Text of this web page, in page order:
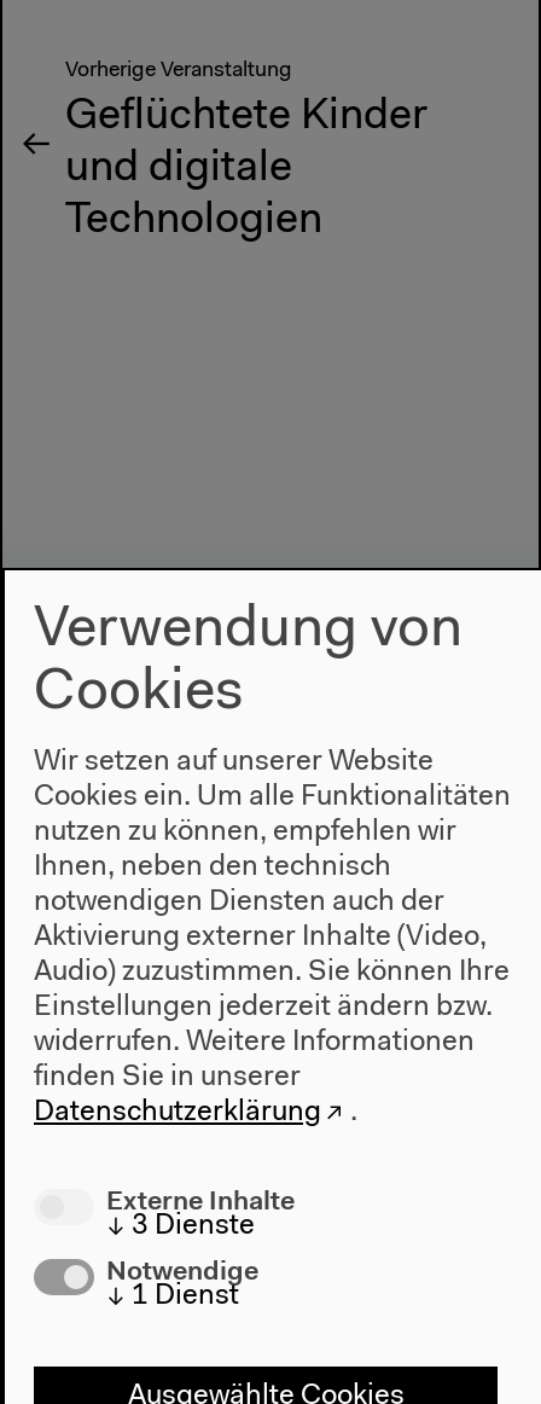
Vorherige Veranstaltung
Geflüchtete Kinder
und digitale
Technologien
Programm
2022
Das Neue Alphabet
Das Anthropozän am HKW
Haus
Über uns
Architektur
Geschichte
Besuch
Webshop
Kontakt
Datenschutzeinstellungen
Verwendung von
Cookies
Wir setzen auf unserer Website
Cookies ein. Um alle Funktionalitäten
nutzen zu können, empfehlen wir
Ihnen, neben den technisch
notwendigen Diensten auch der
Aktivierung externer Inhalte (Video,
Audio) zuzustimmen. Sie können Ihre
Einstellungen jederzeit ändern bzw.
widerrufen. Weitere Informationen
finden Sie in unserer
Datenschutzerklärung
.
Externe Inhalte
↓ 3 Dienste
Notwendige
↓ 1 Dienst
Ausgewählte Cookies